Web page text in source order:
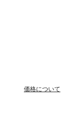
価格について